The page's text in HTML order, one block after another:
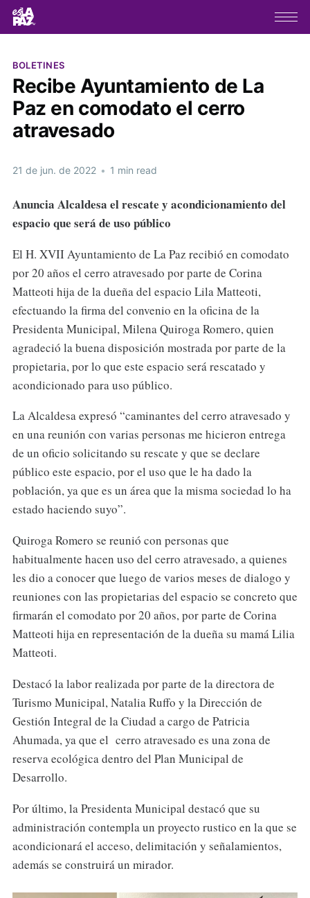
BOLETINES
Recibe Ayuntamiento de La
Paz en comodato el cerro
atravesado
21 de jun. de 2022 • 1 min read
Anuncia Alcaldesa el rescate y acondicionamiento del
espacio que será de uso público
El H. XVII Ayuntamiento de La Paz recibió en comodato
por 20 años el cerro atravesado por parte de Corina
Matteoti hija de la dueña del espacio Lila Matteoti,
efectuando la firma del convenio en la oficina de la
Presidenta Municipal, Milena Quiroga Romero, quien
agradeció la buena disposición mostrada por parte de la
propietaria, por lo que este espacio será rescatado y
acondicionado para uso público.
La Alcaldesa expresó “caminantes del cerro atravesado y
en una reunión con varias personas me hicieron entrega
de un oficio solicitando su rescate y que se declare
público este espacio, por el uso que le ha dado la
población, ya que es un área que la misma sociedad lo ha
estado haciendo suyo”.
Quiroga Romero se reunió con personas que
habitualmente hacen uso del cerro atravesado, a quienes
les dio a conocer que luego de varios meses de dialogo y
reuniones con las propietarias del espacio se concreto que
firmarán el comodato por 20 años, por parte de Corina
Matteoti hija en representación de la dueña su mamá Lilia
Matteoti.
Destacó la labor realizada por parte de la directora de
Turismo Municipal, Natalia Ruffo y la Dirección de
Gestión Integral de la Ciudad a cargo de Patricia
Ahumada, ya que el cerro atravesado es una zona de
reserva ecológica dentro del Plan Municipal de
Desarrollo.
Por último, la Presidenta Municipal destacó que su
administración contempla un proyecto rustico en la que se
acondicionará el acceso, delimitación y señalamientos,
además se construirá un mirador.